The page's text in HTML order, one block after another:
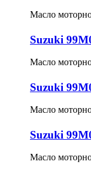
Масло
Suzuki
Масло
Suzuki
Масло
Suzuki
Масло